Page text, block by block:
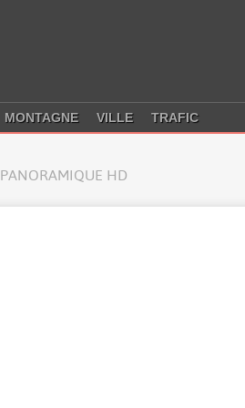
MONTAGNE VILLE TRAFIC
PANORAMIQUE HD